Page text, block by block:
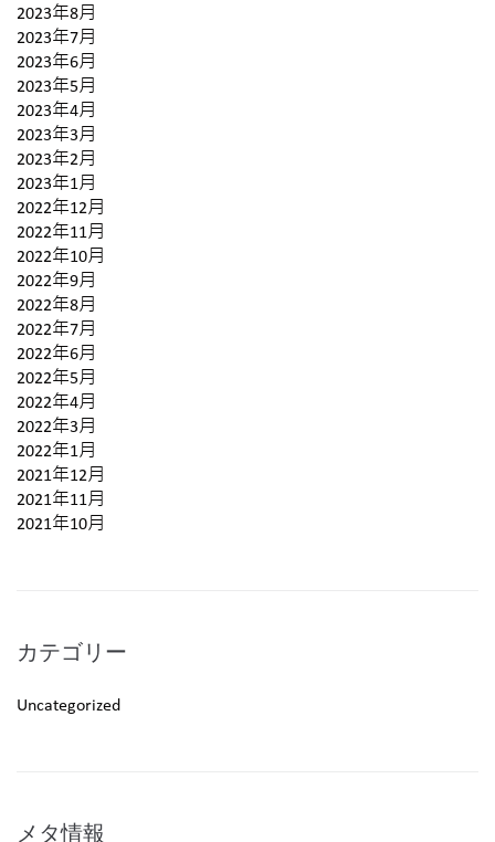
2023年8月
2023年7月
2023年6月
2023年5月
2023年4月
2023年3月
2023年2月
2023年1月
2022年12月
2022年11月
2022年10月
2022年9月
2022年8月
2022年7月
2022年6月
2022年5月
2022年4月
2022年3月
2022年1月
2021年12月
2021年11月
2021年10月
カテゴリー
Uncategorized
メタ情報